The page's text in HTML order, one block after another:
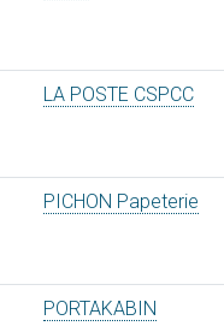
LA POSTE CSPCC
PICHON Papeterie
PORTAKABIN